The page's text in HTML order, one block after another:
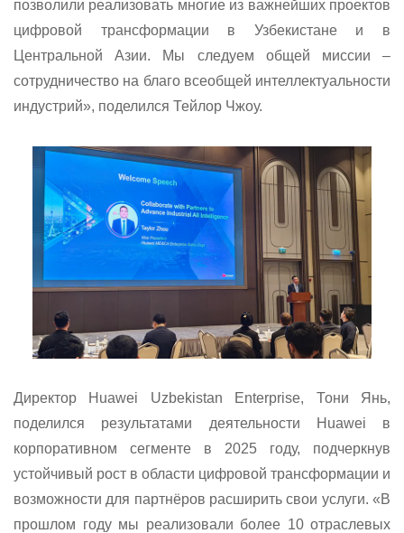
позволили реализовать многие из важнейших проектов
цифровой трансформации в Узбекистане и в
Центральной Азии. Мы следуем общей миссии –
сотрудничество на благо всеобщей интеллектуальности
индустрий», поделился Тейлор Чжоу.
Директор Huawei Uzbekistan Enterprise, Тони Янь,
поделился результатами деятельности Huawei в
корпоративном сегменте в 2025 году, подчеркнув
устойчивый рост в области цифровой трансформации и
возможности для партнёров расширить свои услуги. «В
прошлом году мы реализовали более 10 отраслевых